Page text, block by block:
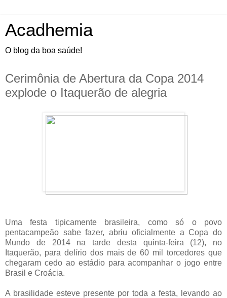
Acadhemia
O blog da boa saúde!
Cerimônia de Abertura da Copa 2014
explode o Itaquerão de alegria
Uma festa tipicamente brasileira, como só o povo
pentacampeão sabe fazer, abriu oficialmente a Copa do
Mundo de 2014 na tarde desta quinta-feira (12), no
Itaquerão, para delírio dos mais de 60 mil torcedores que
chegaram cedo ao estádio para acompanhar o jogo entre
Brasil e Croácia.
A brasilidade esteve presente por toda a festa, levando ao